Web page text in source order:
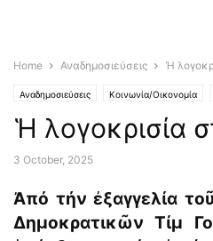
Home Αναδημοσιεύσεις Ἡ
Αναδημοσιεύσεις Κοινωνία/Οικονομία
Ἡ λογοκρισία
3 October, 2025
Ἀπό τήν ἐξαγγελία
Δημοκρατικῶν Τίμ